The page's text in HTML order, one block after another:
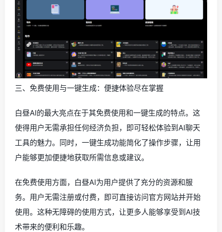
三、免费使用与一键生成：便捷体验尽在掌握
白昼AI的最大亮点在于其免费使用和一键生成的特点。这
使得用户无需承担任何经济负担，即可轻松体验到AI聊天
工具的魅力。同时，一键生成功能简化了操作步骤，让用
户能够更加便捷地获取所需信息或建议。
在免费使用方面，白昼AI为用户提供了充分的资源和服
务。用户无需注册或付费，即可直接访问官方网站并开始
使用。这种无障碍的使用方式，让更多人能够享受到AI技
术带来的便利和乐趣。